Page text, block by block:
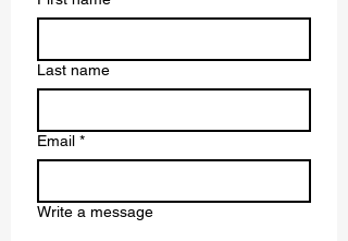
Contact us